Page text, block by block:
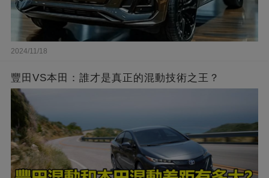
2024/11/18
豐田VS本田：誰才是真正的混動技術之王？